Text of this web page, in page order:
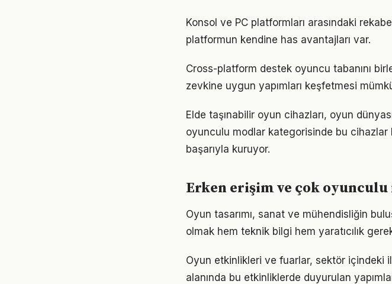
Konsol ve PC platformları arasındaki
platformun kendine has avantajları var.
Cross-platform destek oyuncu tabanını
zevkine uygun yapımları keşfetmesi
Elde taşınabilir oyun cihazları, oyun
oyunculu modlar kategorisinde bu
başarıyla kuruyor.
Erken erişim ve çok
Oyun tasarımı, sanat ve mühendisliğin
olmak hem teknik bilgi hem yaratıcılık
Oyun etkinlikleri ve fuarlar, sektör içindeki
alanında bu etkinliklerde duyurulan